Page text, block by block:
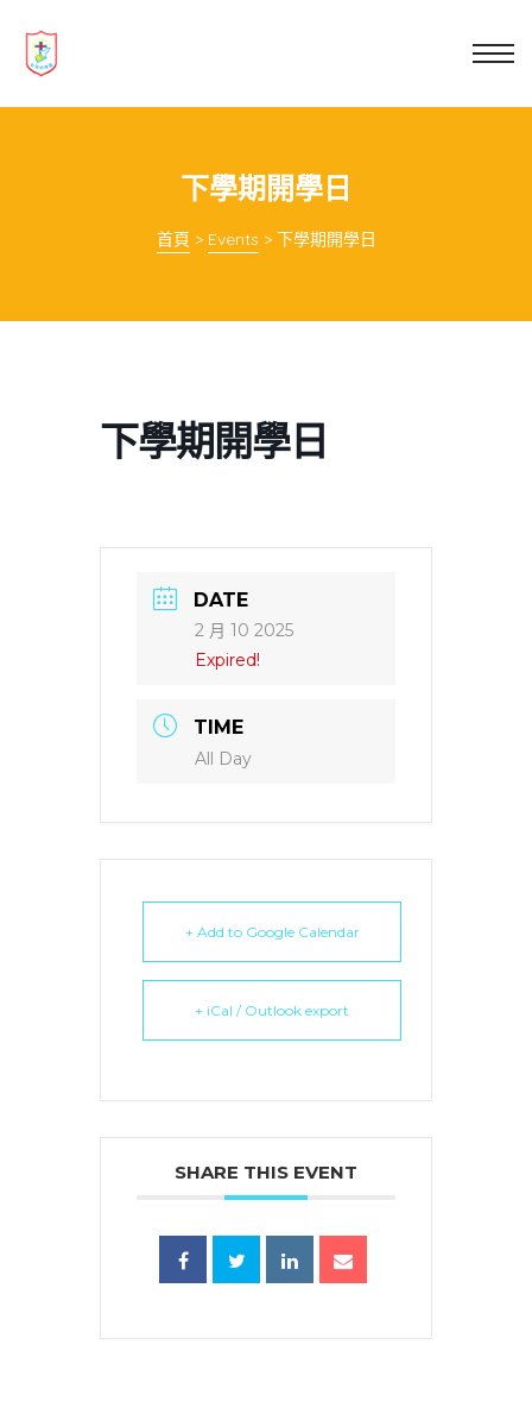
下學期開學日
首頁 > Events > 下學期開學日
下學期開學日
DATE
2 月 10 2025
Expired!
TIME
All Day
+ Add to Google Calendar
+ iCal / Outlook export
SHARE THIS EVENT
教育